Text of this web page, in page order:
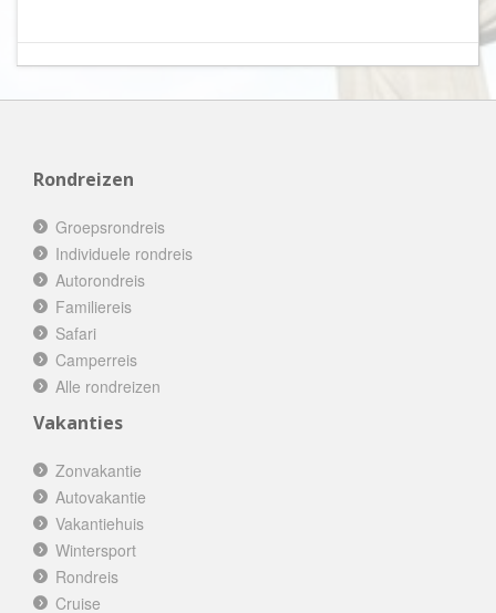
Rondreizen
Groepsrondreis
Individuele rondreis
Autorondreis
Familiereis
Safari
Camperreis
Alle rondreizen
Vakanties
Zonvakantie
Autovakantie
Vakantiehuis
Wintersport
Rondreis
Cruise